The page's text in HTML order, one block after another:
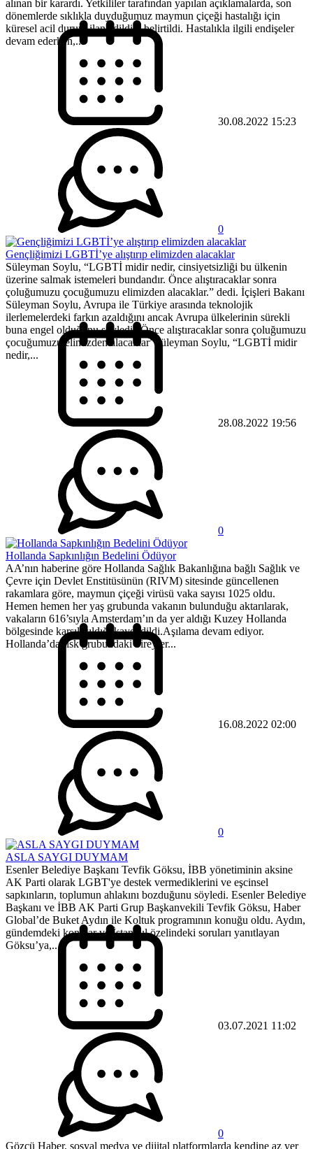
alınan bir karardı. Yetkililer tarafından yapılan açıklamalarda, son
dönemlerde sıklıkla duyduğumuz maymun çiçeği hastalığı için
küresel acil durum ilan edildiği belirtildi. Hastalıkla ilgili endişeler
devam ederken,...
30.08.2022 15:23
0
Gençliğimizi LGBTİ’ye alıştırıp elimizden alacaklar
Süleyman Soylu, “LGBTİ midir nedir, cinsiyetsizliği bu ülkenin
üzerine salmak istemeleri bundandır. Önce alıştıracaklar sonra
çoluğumuzu çocuğumuzu elimizden alacaklar.” dedi. İçişleri Bakanı
Süleyman Soylu, Avrupa ile Türkiye arasında teknolojik
ilerlemelerdeki farkın azaldığını ancak Avrupa ülkelerinin sürekli
buna engel olduğunu söyledi.”Önce alıştıracaklar sonra çoluğumuzu
çocuğumuzu elimizden alacaklar”Süleyman Soylu, “LGBTİ midir
nedir,...
28.08.2022 19:56
0
Hollanda Sapkınlığın Bedelini Ödüyor
AA’nın haberine göre Hollanda Sağlık Bakanlığına bağlı Sağlık ve
Çevre için Devlet Enstitüsünün (RIVM) sitesinde güncellenen
rakamlara göre, maymun çiçeği virüsü vaka sayısı 1025 oldu.
Hemen hemen her yaş grubunda vakanın bulunduğu aktarılarak,
vakaların 616’sıyla Amsterdam’ın da yer aldığı Kuzey Hollanda
bölgesinde karşılaşıldığı kaydedildi.Aşılama devam ediyor.
Hollanda’da risk grubundaki bireyler...
16.08.2022 02:00
0
ASLA SAYGI DUYMAM
Esenler Belediye Başkanı Tevfik Göksu, İBB yönetiminin aksine
AK Parti olarak LGBT'ye destek vermediklerini ve eşcinsel
sapkınların, toplumun ahlakını bozduğunu söyledi. Esenler Belediye
Başkanı ve İBB AK Parti Grup Başkanvekili Tevfik Göksu, Haber
Global’de Buket Aydın ile Koltuk programının konuğu oldu. Aydın,
gündemdeki konular ve İstanbul özelindeki soruları yanıtlayan
Göksu’ya,...
03.07.2021 11:02
0
Gözcü Haber, sosyal medya ve dijital platformlarda kendine az yer